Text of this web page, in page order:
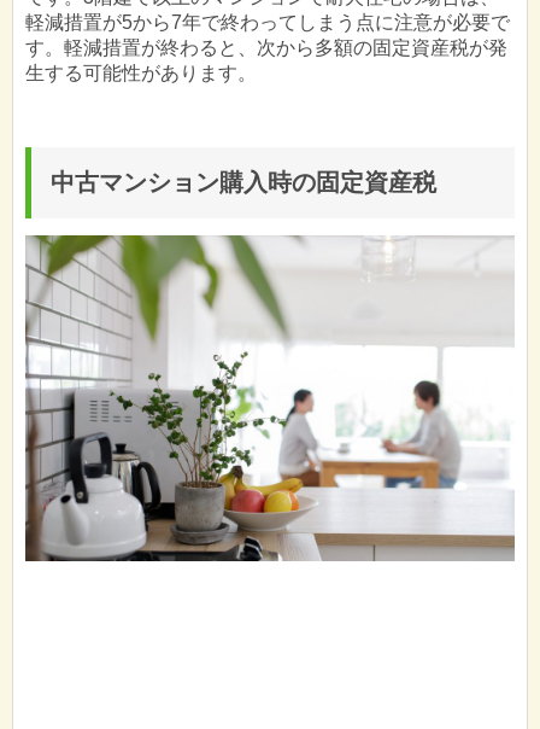
軽減措置が5から7年で終わってしまう点に注意が必要で
す。軽減措置が終わると、次から多額の固定資産税が発
生する可能性があります。
中古マンション購入時の固定資産税